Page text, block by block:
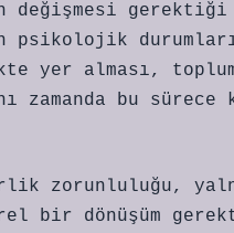
değişmesi
psikolojik
yer alması,
zamanda bu
zorunluluğu,
bir dönüşüm